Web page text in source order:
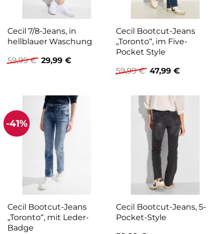
Cecil 7/8-Jeans, in
hellblauer Waschung
59,99€ Ursprünglicher
Preis
29,99 €Aktueller
Cecil Bootcut-Jeans
„Toronto“, im Five-
Pocket Style
59,99€ Ursprünglicher
Preis
59,99 €
47,99 €Aktueller
47,99 €.
-41%
Cecil Bootcut-Jeans
„Toronto“, mit Leder-
Badge
Cecil Bootcut-Jeans, 5-
Pocket-Style